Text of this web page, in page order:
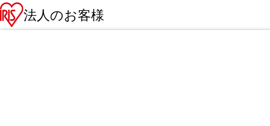
法人のお客様